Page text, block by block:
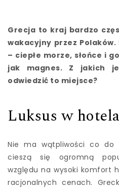
Grecja to kraj bardzo
wakacyjny przez
– ciepłe morze, słońce i
jak magnes. Z jakich
odwiedzić to miejsce?
Luksus w
Nie ma wątpliwości co do
cieszą się ogromną
względu na wysoki komfort
racjonalnych cenach.